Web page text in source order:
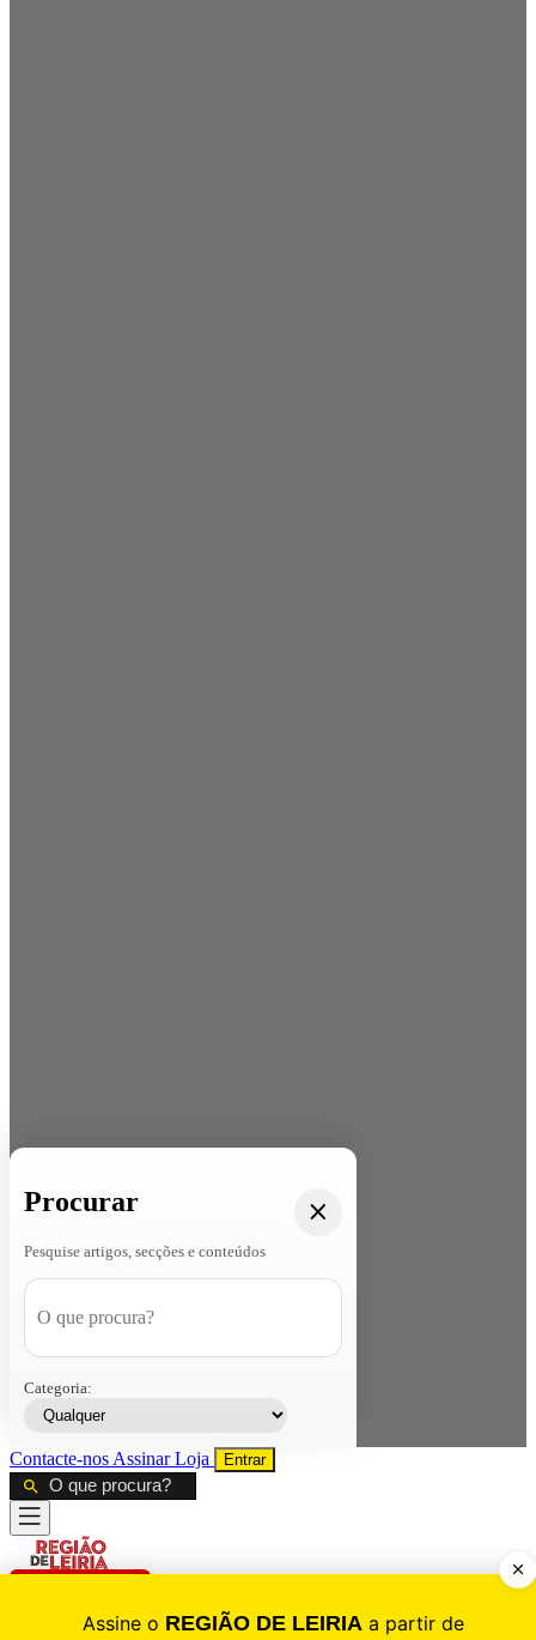
Procurar
Pesquise artigos, secções e conteúdos
Categoria:
Contacte-nos AssinarLoja Entrar